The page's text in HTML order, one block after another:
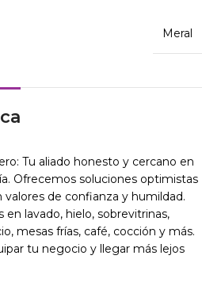
Meral
Tu aliado honesto y cercano en
Ofrecemos soluciones optimistas
valores de confianza y humildad.
lavado, hielo, sobrevitrinas,
mesas frías, café, cocción y más.
tu negocio y llegar más lejos